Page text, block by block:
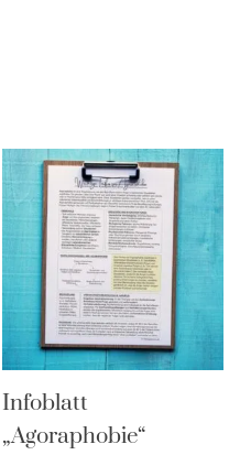
Infoblatt
„Agoraphobie“